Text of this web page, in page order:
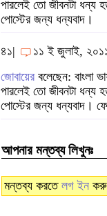
পারলেই তো জীবনটা ধন্য
পোস্টের জন্য ধন্যবাদ।
৪১|
১১ ই জুলাই,
জোবায়ের বলেছেন: বাংলা
পারলেই তো জীবনটা ধন্য
পোস্টের জন্য ধন্যবাদ।
আপনার মন্তব্য লিখুনঃ
মন্তব্য করতে লগ ইন